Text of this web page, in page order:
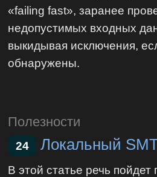
«failing fast», заранее
недопустимых входных
выкидывая исключения,
обнаружены.‎
Полезности
24 Локальный
В этой статье речь пойдет